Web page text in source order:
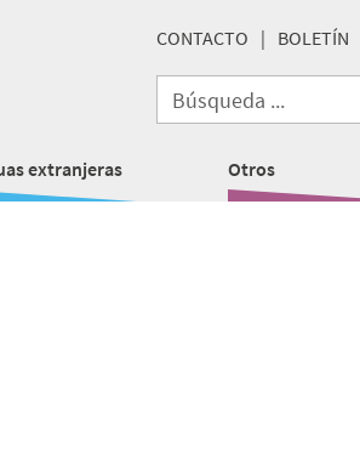
CONTACTO BOLETÍN
extranjeras Otros